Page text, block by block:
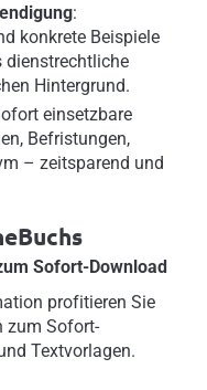
:
konkrete Beispiele
dienstrechtliche
Hintergrund.
einsetzbare
Befristungen,
– zeitsparend und
Sofort-Download
profitieren Sie
zum Sofort-
Textvorlagen.